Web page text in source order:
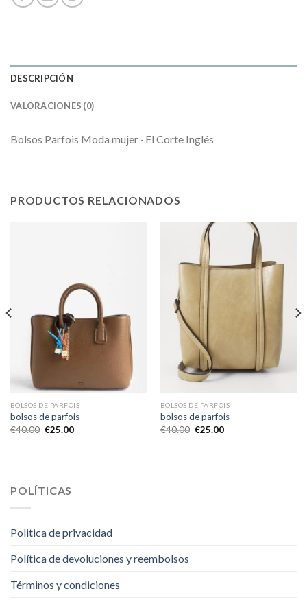
DESCRIPCIÓN
VALORACIONES (0)
Bolsos Parfois Moda mujer · El Corte Inglés
PRODUCTOS RELACIONADOS
BOLSOS DE PARFOIS
bolsos de parfois
€40.00 €25.00
BOLSOS DE PARFOIS
bolsos de parfois
€40.00 €25.00
POLÍTICAS
Politica de privacidad
Política de devoluciones y reembolsos
Términos y condiciones